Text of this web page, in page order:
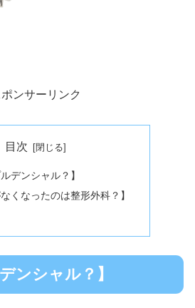
ポンサーリンク
目次
デンシャル？】
なくなったのは整形外科？】
ンシャル？】